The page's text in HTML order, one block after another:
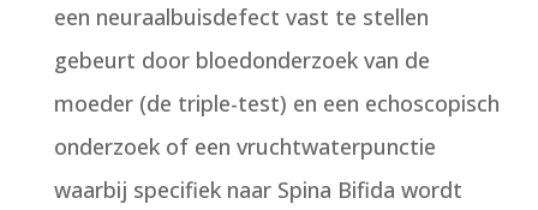
een neuraalbuisdefect vast te stellen
gebeurt door bloedonderzoek van de
moeder (de triple-test) en een echoscopisch
onderzoek of een vruchtwaterpunctie
waarbij specifiek naar Spina Bifida wordt